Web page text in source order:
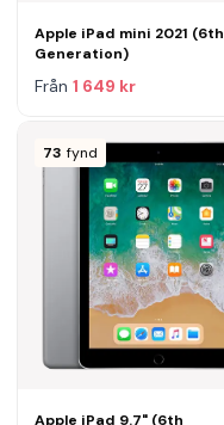
Apple iPad mini 2021 (6th
Generation)
Från 1 649 kr
73 fynd
Apple iPad 9.7" (6th